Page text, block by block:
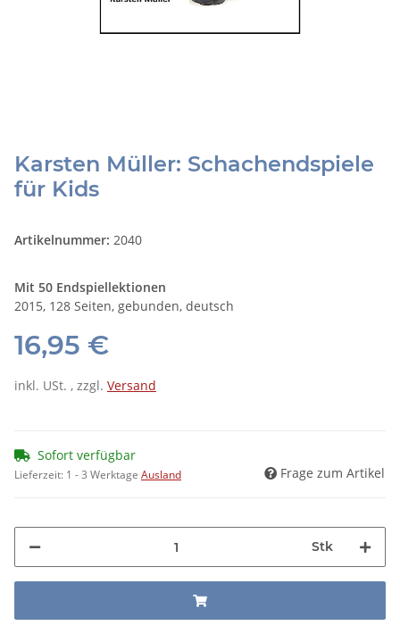
Karsten Müller: Schachendspiele
für Kids
Artikelnummer: 2040
Mit 50 Endspiellektionen
2015, 128 Seiten, gebunden, deutsch
16,95 €
inkl. USt. , zzgl. Versand
Sofort verfügbar
Lieferzeit: 1 - 3 Werktage Ausland Frage zum Artikel
Stk